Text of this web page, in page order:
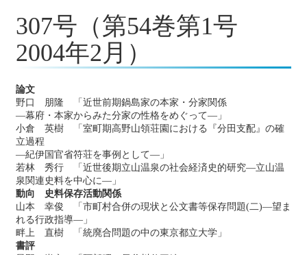
307号（第54巻第1号
2004年2月）
論文
野口 朋隆 「近世前期鍋島家の本家・分家関係
―幕府・本家からみた分家の性格をめぐって―」
小倉 英樹 「室町期高野山領荘園における『分田支配』の確
立過程
―紀伊国官省符荘を事例として―」
若林 秀行 「近世後期立山温泉の社会経済史的研究―立山温
泉関連史料を中心に―」
動向 史料保存活動関係
山本 幸俊 「市町村合併の現状と公文書等保存問題(二)―望ま
れる行政指導―」
畔上 直樹 「統廃合問題の中の東京都立大学」
書評